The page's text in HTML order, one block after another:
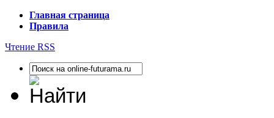
Главная страница
Правила
Чтение RSS